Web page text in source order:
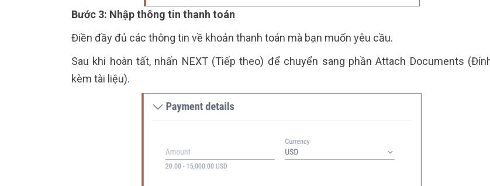
Bước 3: Nhập thông tin thanh toán
Điền đầy đủ các thông tin về khoản thanh toán mà bạn muốn yêu cầu.
Sau khi hoàn tất, nhấn NEXT (Tiếp theo) để chuyển sang phần Attach Documents
kèm tài liệu).